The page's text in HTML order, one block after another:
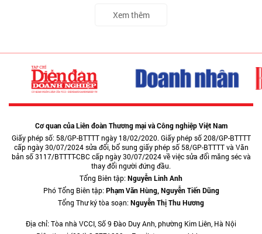
Xem thêm
Cơ quan của Liên đoàn Thương mại và Công nghiệp Việt Nam
Giấy phép số: 58/GP-BTTTT ngày 18/02/2020. Giấy phép số 208/GP-BTTTT
cấp ngày 30/07/2024 sửa đổi, bổ sung giấy phép số 58/GP-BTTTT và Văn
bản số 3117/BTTTT-CBC cấp ngày 30/07/2024 về việc sửa đổi măng séc và
thay đổi người đứng đầu.
Tổng Biên tập:Nguyễn Linh Anh
Phó Tổng Biên tập:Phạm Văn Hùng, Nguyễn Tiến Dũng
Tổng Thư ký tòa soạn:Nguyễn Thị Thu Hương
Địa chỉ: Tòa nhà VCCI, Số 9 Đào Duy Anh, phường Kim Liên, Hà Nội